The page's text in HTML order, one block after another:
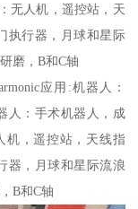
无人机，遥控站，天
执行器，月球和星际
磨，B和C轴
应用:机器人：
人：手术机器人，成
机，遥控站，天线指
器，月球和星际流浪
B和C轴